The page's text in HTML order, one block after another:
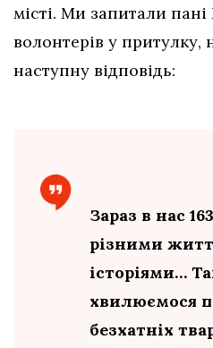
місті. Ми запитали
волонтерів у
наступну відповідь:
Зараз в нас
різними
історіями…
хвилюємося
безхатніх